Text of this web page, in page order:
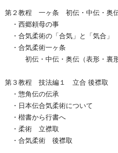
第２教程 一ヶ条 初伝・中伝・奥
・西郷頼母の事
・合気柔術の「合気」と「気合」
・合気柔術一ヶ条
初伝・中伝・奥伝（表形・裏形
第３教程 技法編１ 立合 後襟取
・惣角伝の伝承
・日本伝合気柔術について
・楷書から行書へ
・柔術 立襟取
・合気柔術 後襟取